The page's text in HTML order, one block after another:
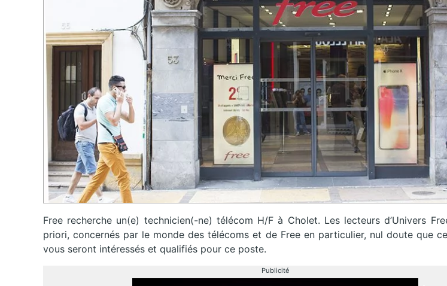
Free recherche un(e) technicien(-ne) télécom H/F à Cholet. Les lecteurs d’Univers
priori, concernés par le monde des télécoms et de Free en particulier, nul doute que
vous seront intéressés et qualifiés pour ce poste.
Publicité